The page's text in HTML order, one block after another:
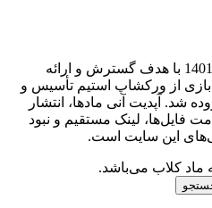
وبسایت مادکلاب در بهمن سال 1401 با هدف گسترش و ارائه
از ورکشاپ استیم تأسیس و
شد. آپدیت آنی مادها، انتشار
فایل‌ها، لینک مستقیم و نبود
این سایت است.
کلاب می‌باشد.